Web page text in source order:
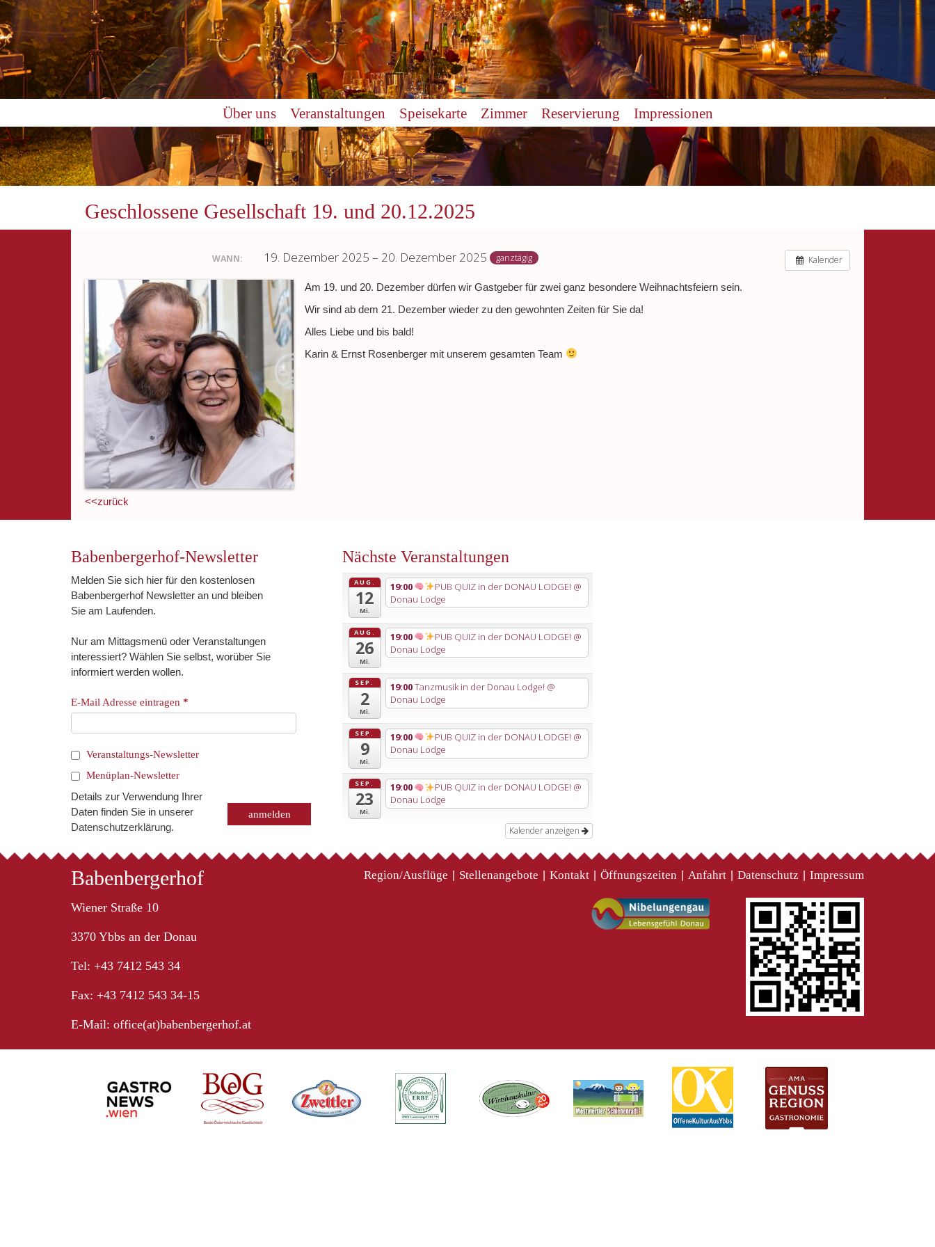
Über uns Veranstaltungen Speisekarte Zimmer Reservierung Impressionen
Geschlossene Gesellschaft 19. und 20.12.2025
Kalender
WANN: 19. Dezember 2025 – 20. Dezember 2025 ganztägig
Am 19. und 20. Dezember dürfen wir Gastgeber für zwei ganz besondere Weihnachtsfeiern sein.
Wir sind ab dem 21. Dezember wieder zu den gewohnten Zeiten für Sie da!
Alles Liebe und bis bald!
Karin & Ernst Rosenberger mit unserem gesamten Team
<<zurück
Babenbergerhof-Newsletter
Melden Sie sich hier für den kostenlosen
Babenbergerhof Newsletter an und bleiben
Sie am Laufenden.
Nur am Mittagsmenü oder Veranstaltungen
interessiert? Wählen Sie selbst, worüber Sie
informiert werden wollen.
E-Mail Adresse eintragen *
Veranstaltungs-Newsletter
Menüplan-Newsletter
Details zur Verwendung Ihrer
Daten finden Sie in unserer
Datenschutzerklärung.
Nächste Veranstaltungen
AUG.
12
Mi.
19:00 PUB QUIZ in der DONAU LODGE! @
Donau Lodge
AUG.
26
Mi.
19:00 PUB QUIZ in der DONAU LODGE! @
Donau Lodge
SEP.
2
Mi.
19:00Tanzmusik in der Donau Lodge! @
Donau Lodge
SEP.
9
Mi.
19:00 PUB QUIZ in der DONAU LODGE! @
Donau Lodge
SEP.
23
Mi.
19:00 PUB QUIZ in der DONAU LODGE! @
Donau Lodge
Kalender anzeigen
Babenbergerhof
Wiener Straße 10
3370 Ybbs an der Donau
Tel: +43 7412 543 34
Fax: +43 7412 543 34-15
E-Mail: office(at)babenbergerhof.at
Region/Ausflüge Stellenangebote Kontakt Öffnungszeiten Anfahrt Datenschutz Impressum